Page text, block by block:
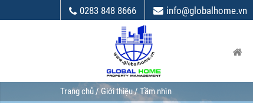
0283 848 8666 info@globalhome.vn
Trang chủ/ Giới thiệu/ Tầm nhìn